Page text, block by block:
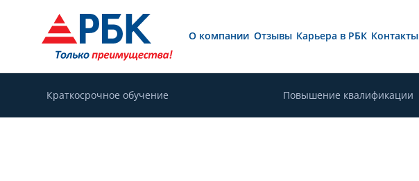
О компании Отзывы Карьера в РБК Контакты
Краткосрочное обучение Повышение квалификации